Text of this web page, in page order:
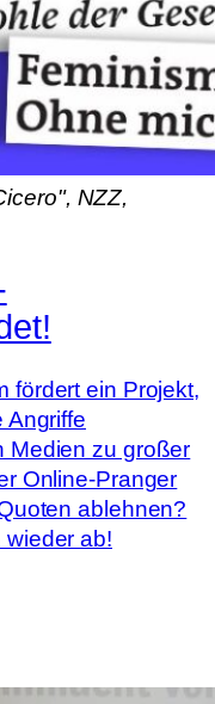
NZZ,
fördert ein Projekt,
Angriffe
Medien zu großer
Online-Pranger
ablehnen?
ab!